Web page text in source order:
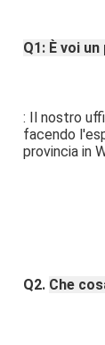
Q1: È voi
: Il nostro
facendo
provincia in
Q2. Che